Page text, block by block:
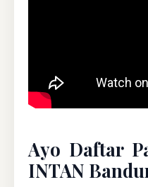
Ayo Daftar
INTAN